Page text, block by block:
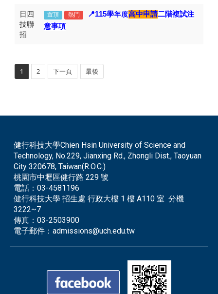
日四
技聯
招
置頂 熱門 📍115學年度高中申請二階複試注
意事項
1 2 下一頁 最後
健行科技大學Chien Hsin University of Science and
Technology, No.229, Jianxing Rd., Zhongli Dist., Taoyuan
City 320678, Taiwan(R.O.C.)
桃園市中壢區健行路 229 號
電話：03-4581196
健行科技大學 招生處 行政大樓 1 樓 A110 室 分機
3222~7
傳真：03-2503900
電子郵件：admissions@uch.edu.tw